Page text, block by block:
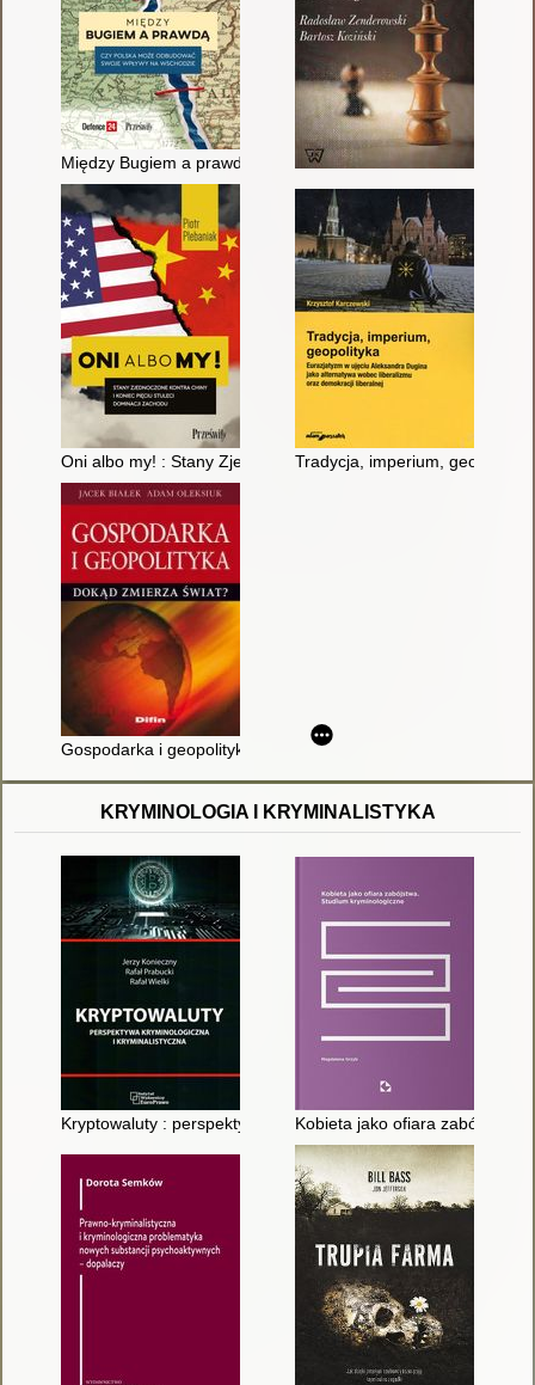
Między Bugiem a prawdą : czy Polska może odbudować swoje
Oni albo my! : Stany Zjednoczone kontra Chiny i koniec
Tradycja, imperium,
Gospodarka i geopolityka : dokąd zmierza świat?
KRYMINOLOGIA I KRYMINALISTYKA
Kryptowaluty : perspektywa kryminologiczna i kryminalistyczna
Kobieta jako ofiara zabójstwa :